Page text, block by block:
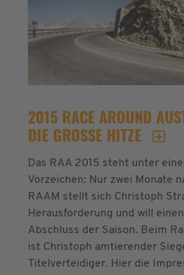
2015 RACE AROUND
DIE GROSSE HITZE
Das RAA 2015 steht unter
Vorzeichen: Nur zwei Monate
RAAM stellt sich Christoph
Herausforderung und will
Abschluss der Saison. Beim
ist Christoph amtierender
Titelverteidiger. Hier die